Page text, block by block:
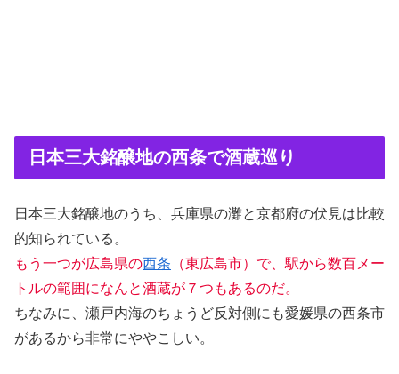
日本三大銘醸地の西条で酒蔵巡り
日本三大銘醸地のうち、兵庫県の灘と京都府の伏見は比較
的知られている。
もう一つが広島県の西条 （東広島市）で、駅から数百メー
トルの範囲になんと酒蔵が７つもあるのだ。
ちなみに、瀬戸内海のちょうど反対側にも愛媛県の西条市
があるから非常にややこしい。